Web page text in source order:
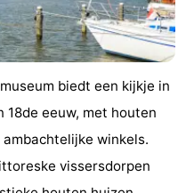
biedt een kijkje in
18de eeuw, met houten
winkels.
vissersdorpen